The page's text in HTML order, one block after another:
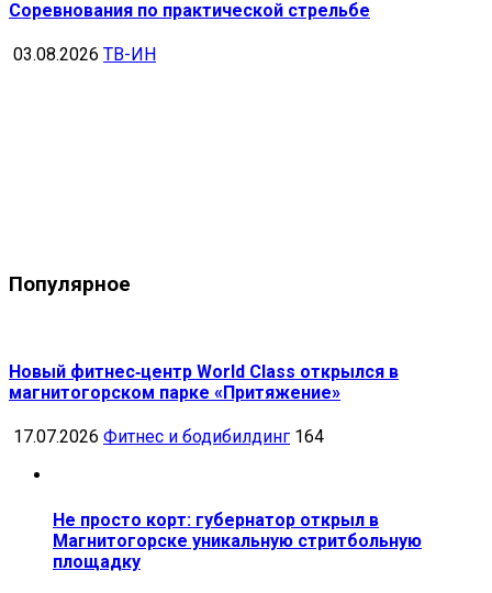
Соревнования по практической стрельбе
03.08.2026 ТВ-ИН
Популярное
Новый фитнес‑центр World Class открылся в
магнитогорском парке «Притяжение»
17.07.2026 Фитнес и бодибилдинг 164
Не просто корт: губернатор открыл в
Магнитогорске уникальную стритбольную
площадку